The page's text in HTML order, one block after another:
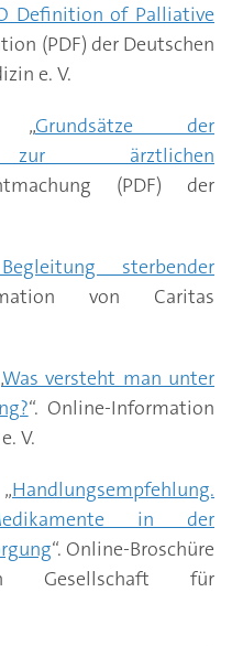
Die Wünsche der
Das kann der
Essen zu genießen
dass körperliche
im Rahmen
behandelt
zu erleichtern.
im Hospiz
Oft werden die
in einem
bevor sie in ein
Menschen auf
ein möglichst
mehrere Monate und
Das Ziel ist, die
die noch bleibt, zu
zu
Definition of Palliative
(PDF) der Deutschen
e. V.
„Grundsätze der
zur ärztlichen
(PDF) der
sterbender
von Caritas
Was versteht man unter
“. Online-Information
V.
Handlungsempfehlung.
in der
“. Online-Broschüre
Gesellschaft für